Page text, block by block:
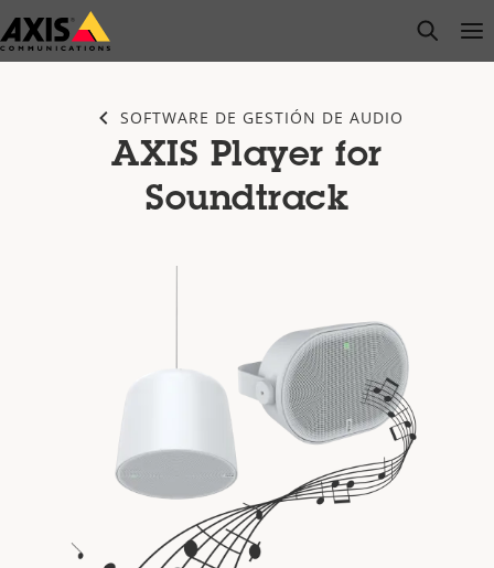
Saltar
al
open
SOFTWARE DE GESTIÓN DE AUDIO
AXIS Player for
Soundtrack